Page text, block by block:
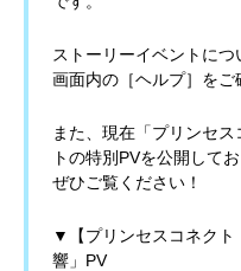
ストーリーイベントに
画面内の［ヘルプ］をご
また、現在「プリンセ
トの特別PVを公開してお
ぜひご覧ください！
▼【プリンセスコネク
響」PV